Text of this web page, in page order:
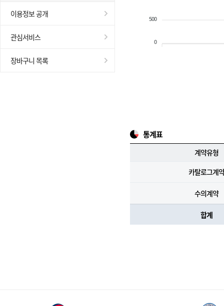
이용정보 공개
관심서비스
장바구니 목록
500
0
통계표
계약유형
카탈로그계약
수의계약
합계